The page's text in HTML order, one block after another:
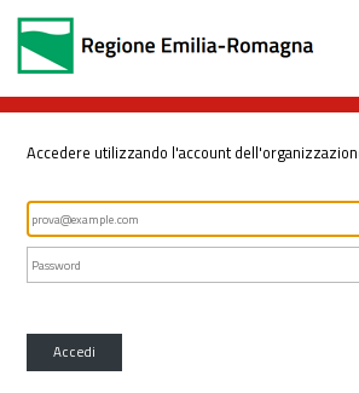
Accedere utilizzando l'account
Accedi